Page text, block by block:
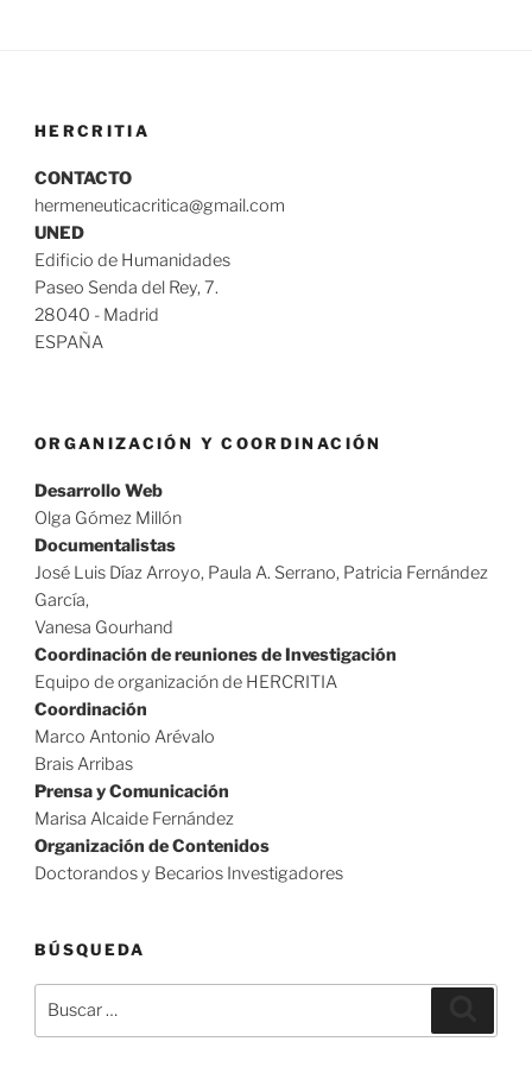
HERCRITIA
CONTACTO
hermeneuticacritica@gmail.com
UNED
Edificio de Humanidades
Paseo Senda del Rey, 7.
28040 - Madrid
ESPAÑA
ORGANIZACIÓN Y COORDINACIÓN
Desarrollo Web
Olga Gómez Millón
Documentalistas
José Luis Díaz Arroyo, Paula A. Serrano, Patricia Fernández
García,
Vanesa Gourhand
Coordinación de reuniones de Investigación
Equipo de organización de HERCRITIA
Coordinación
Marco Antonio Arévalo
Brais Arribas
Prensa y Comunicación
Marisa Alcaide Fernández
Organización de Contenidos
Doctorandos y Becarios Investigadores
BÚSQUEDA
por: